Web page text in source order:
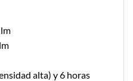
alta) y 6 horas